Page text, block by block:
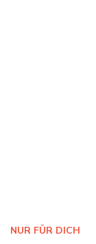
NUR FÜR DICH